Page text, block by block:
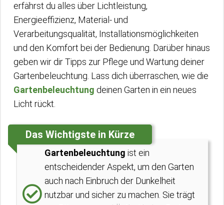
erfährst du alles über Lichtleistung,
Energieeffizienz, Material- und
Verarbeitungsqualität, Installationsmöglichkeiten
und den Komfort bei der Bedienung. Darüber hinaus
geben wir dir Tipps zur Pflege und Wartung deiner
Gartenbeleuchtung. Lass dich überraschen, wie die
Gartenbeleuchtung deinen Garten in ein neues
Licht rückt.
Das Wichtigste in Kürze
Gartenbeleuchtung ist ein
entscheidender Aspekt, um den Garten
auch nach Einbruch der Dunkelheit
nutzbar und sicher zu machen. Sie trägt